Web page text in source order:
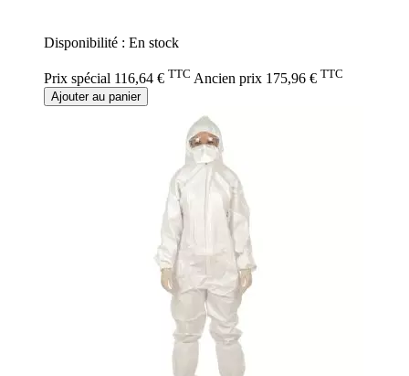
Disponibilité : En stock
Prix spécial 116,64 € TTC Ancien prix 175,96 € TTC
Ajouter au panier